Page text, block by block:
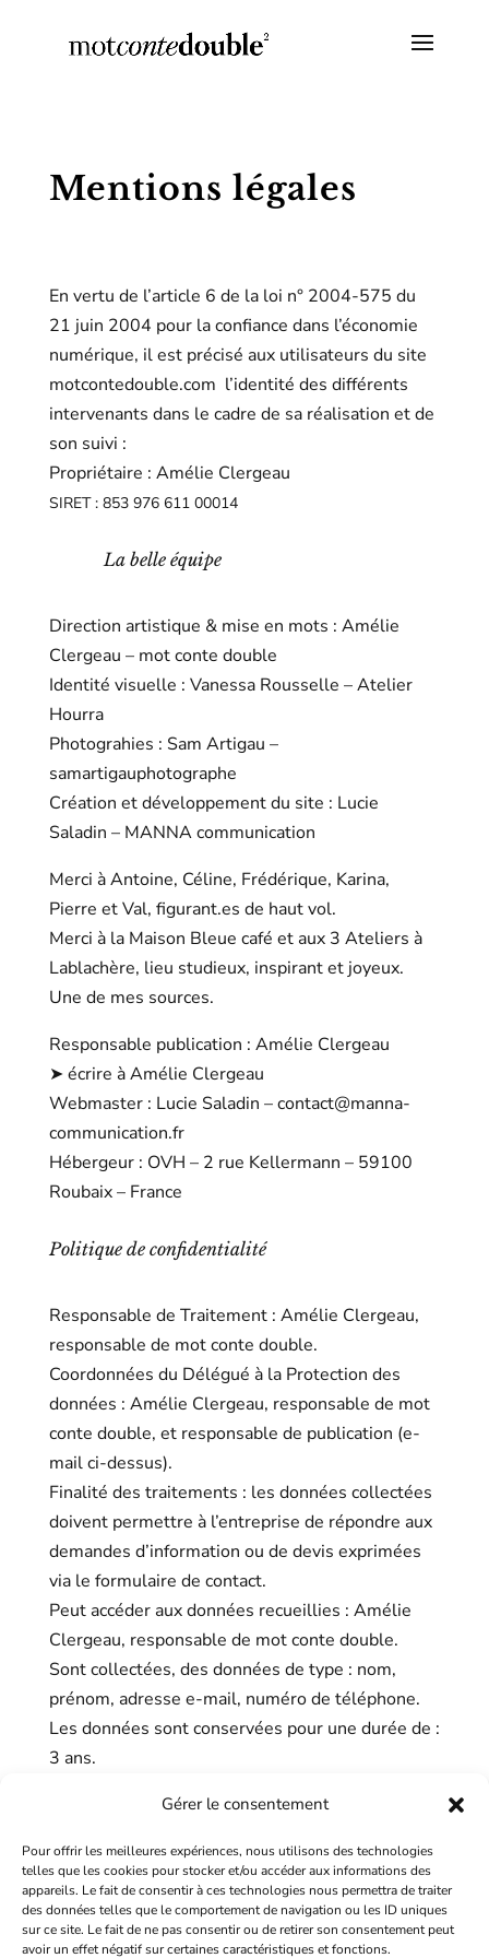
Gérer le consentement
Pour offrir les meilleures expériences, nous utilisons des technologies
telles que les cookies pour stocker et/ou accéder aux informations des
appareils. Le fait de consentir à ces technologies nous permettra de traiter
des données telles que le comportement de navigation ou les ID uniques
sur ce site. Le fait de ne pas consentir ou de retirer son consentement peut
avoir un effet négatif sur certaines caractéristiques et fonctions.
Mentions légales
En vertu de l’article 6 de la loi n° 2004-575 du
21 juin 2004 pour la confiance dans l’économie
numérique, il est précisé aux utilisateurs du site
motcontedouble.com l’identité des différents
intervenants dans le cadre de sa réalisation et de
son suivi :
Propriétaire : Amélie Clergeau
SIRET : 853 976 611 00014
La belle équipe
Direction artistique & mise en mots : Amélie
Clergeau – mot conte double
Identité visuelle : Vanessa Rousselle –Atelier
Hourra
Photograhies : Sam Artigau –
samartigauphotographe
Création et développement du site : Lucie
Saladin – MANNA communication
Merci à Antoine, Céline, Frédérique, Karina,
Pierre et Val, figurant.es de haut vol.
Merci à la Maison Bleue café et aux 3 Ateliers à
Lablachère, lieu studieux, inspirant et joyeux.
Une de mes sources.
Responsable publication : Amélie Clergeau
➤ écrire à Amélie Clergeau
Webmaster : Lucie Saladin –contact@manna-
communication.fr
Hébergeur : OVH – 2 rue Kellermann – 59100
Roubaix– France
Politique de confidentialité
Responsable de Traitement : Amélie Clergeau,
responsable de mot conte double.
Coordonnées du Délégué à la Protection des
données : Amélie Clergeau, responsable de mot
conte double, et responsable de publication (e-
mail ci-dessus).
Finalité des traitements : les données collectées
doivent permettre à l’entreprise de répondre aux
demandes d’information ou de devis exprimées
via le formulaire de contact.
Peut accéder aux données recueillies : Amélie
Clergeau, responsable de mot conte double.
Sont collectées, des données de type : nom,
prénom, adresse e-mail, numéro de téléphone.
Les données sont conservées pour une durée de :
3 ans.
Toute personne ayant consenti au traitement de
demander l’accès, la rectification ou l’effacement
de celles-ci : sur simple demande formulée par
e-mail, envoyée à la responsable de publication
(e-mail ci-dessus).